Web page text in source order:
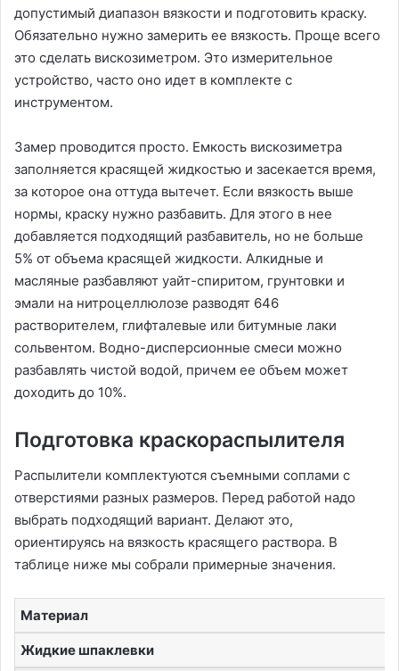
допустимый диапазон вязкости и подготовить краску.
Обязательно нужно замерить ее вязкость. Проще всего
это сделать вискозиметром. Это измерительное
устройство, часто оно идет в комплекте с
инструментом.
Замер проводится просто. Емкость вискозиметра
заполняется красящей жидкостью и засекается время,
за которое она оттуда вытечет. Если вязкость выше
нормы, краску нужно разбавить. Для этого в нее
добавляется подходящий разбавитель, но не больше
5% от объема красящей жидкости. Алкидные и
масляные разбавляют уайт-спиритом, грунтовки и
эмали на нитроцеллюлозе разводят 646
растворителем, глифталевые или битумные лаки
сольвентом. Водно-дисперсионные смеси можно
разбавлять чистой водой, причем ее объем может
доходить до 10%.
Подготовка краскораспылителя
Распылители комплектуются съемными соплами с
отверстиями разных размеров. Перед работой надо
выбрать подходящий вариант. Делают это,
ориентируясь на вязкость красящего раствора. В
таблице ниже мы собрали примерные значения.
Материал
Жидкие шпаклевки